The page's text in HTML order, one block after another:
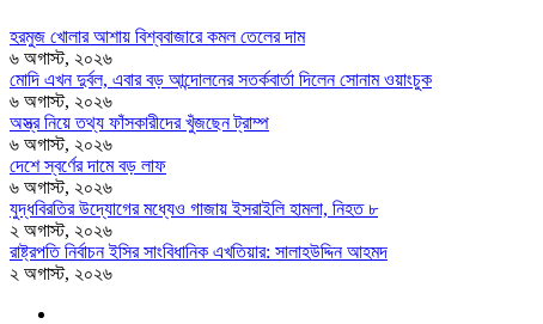
হরমুজ খোলার আশায় বিশ্ববাজারে কমল তেলের দাম
৬ অগাস্ট, ২০২৬
মোদি এখন দুর্বল, এবার বড় আন্দোলনের সতর্কবার্তা দিলেন সোনাম ওয়াংচুক
৬ অগাস্ট, ২০২৬
অস্ত্র নিয়ে তথ্য ফাঁসকারীদের খুঁজছেন ট্রাম্প
৬ অগাস্ট, ২০২৬
দেশে স্বর্ণের দামে বড় লাফ
৬ অগাস্ট, ২০২৬
যুদ্ধবিরতির উদ্যোগের মধ্যেও গাজায় ইসরাইলি হামলা, নিহত ৮
২ অগাস্ট, ২০২৬
রাষ্ট্রপতি নির্বাচন ইসির সাংবিধানিক এখতিয়ার: সালাহউদ্দিন আহমদ
২ অগাস্ট, ২০২৬